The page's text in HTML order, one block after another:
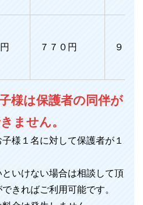
７７０円 ９９
様は保護者の同伴が
ません。
様１名に対して保護者が１
いけない場合は相談して頂
きればご利用可能です。